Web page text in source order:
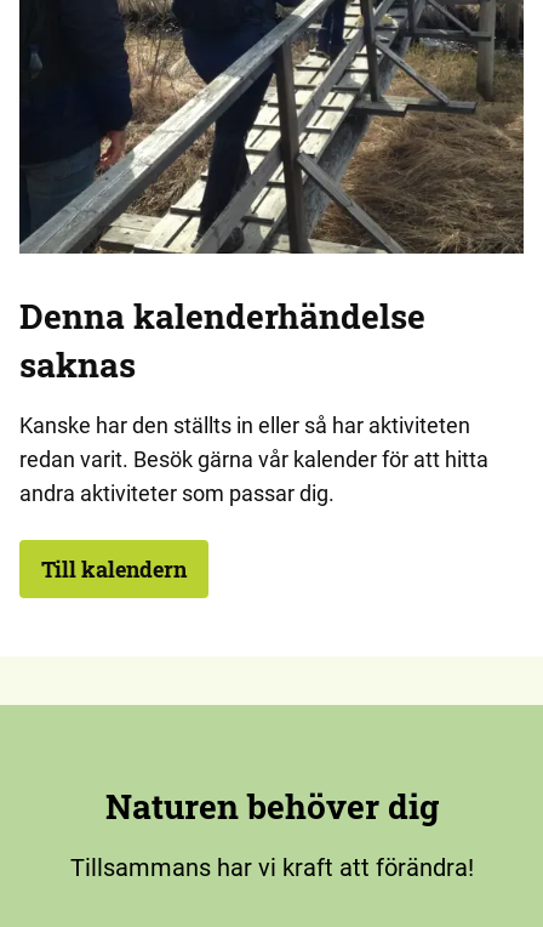
Denna kalenderhändelse
saknas
Kanske har den ställts in eller så har aktiviteten
redan varit. Besök gärna vår kalender för att hitta
andra aktiviteter som passar dig.
Till kalendern
Naturen behöver dig
Tillsammans har vi kraft att förändra!